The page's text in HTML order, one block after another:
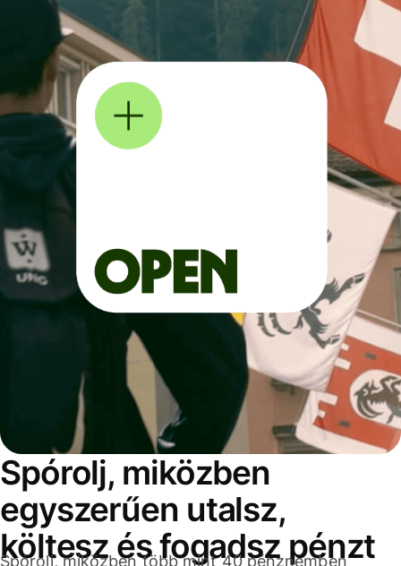
Spórolj, miközben
egyszerűen utalsz,
költesz és fogadsz pénzt
Spórolj, miközben több mint 40 pénznemben